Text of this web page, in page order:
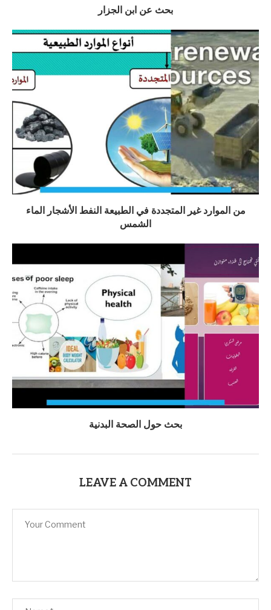
بحث عن ابن الجزار
من الموارد غير المتجددة في الطبيعة النفط الأشجار الماء
الشمس
بحث حول الصحة البدنية
LEAVE A COMMENT